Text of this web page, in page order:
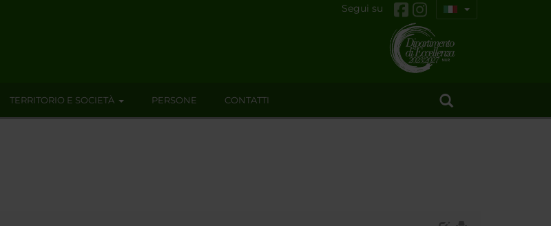
Segui su
TERRITORIO E SOCIETÀ PERSONE CONTATTI